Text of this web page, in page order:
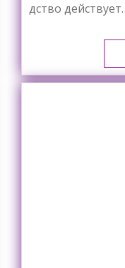
дство